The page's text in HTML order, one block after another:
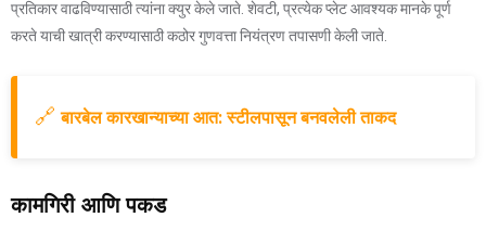
प्रतिकार वाढविण्यासाठी त्यांना क्युर केले जाते. शेवटी, प्रत्येक प्लेट आवश्यक मानके पूर्ण
करते याची खात्री करण्यासाठी कठोर गुणवत्ता नियंत्रण तपासणी केली जाते.
🔗 बारबेल कारखान्याच्या आत: स्टीलपासून बनवलेली ताकद
कामगिरी आणि पकड